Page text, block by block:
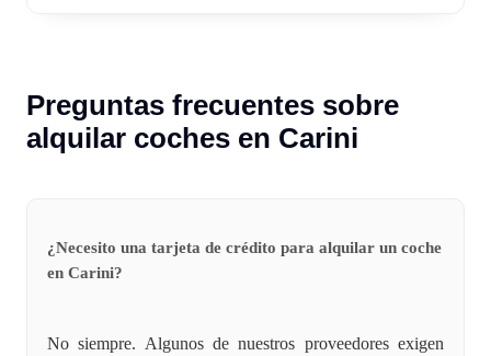
Preguntas frecuentes sobre
alquilar coches en Carini
¿Necesito una tarjeta de crédito para alquilar un coche
en Carini?
No siempre. Algunos de nuestros proveedores exigen